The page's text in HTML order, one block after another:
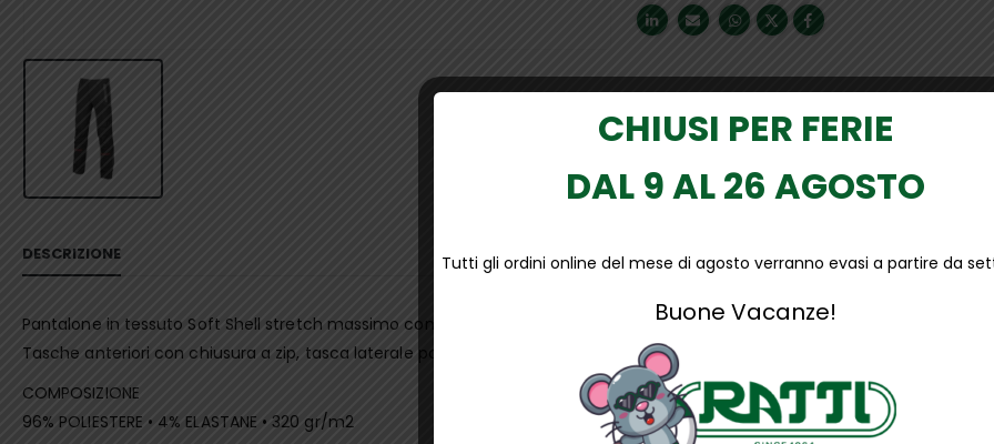
DESCRIZIONE
Pantalone in tessuto Soft Shell stretch massimo comfort, idrorepellente, inserti in reflex, inserti in tessuto antiabrasione
Tasche anteriori con chiusura a zip, tasca laterale porta attrezzi, porta badge a scomparsa, zona del ginocchio
COMPOSIZIONE
​​​​​​​96% POLIESTERE • 4% ELASTANE • 320 gr/m2
CHIUSI PER FERIE
DAL 9 AL 26 AGOSTO
Tutti gli ordini online del mese di agosto verranno evasi a partire da
Buone Vacanze!